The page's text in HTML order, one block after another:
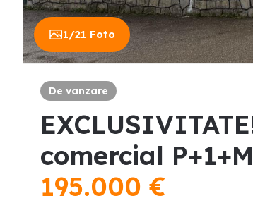
1/21 Foto
De vanzare
comercial
195.000 €